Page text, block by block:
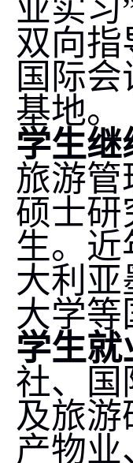
业实习
双向
国际
基地。
学生继
旅游
硕士研
生。
大利
大学等
学生就
社、国
及旅
产物